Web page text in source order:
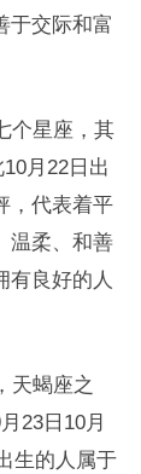
于交际和富
个星座，其
月22日出
，代表着平
温柔、和善
有良好的人
天蝎座之
23日10月
生的人属于